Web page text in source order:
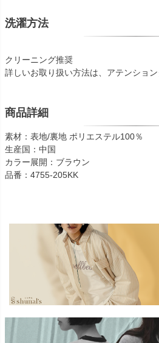
洗濯方法
クリーニング推奨
詳しいお取り扱い方法は、アテンション
商品詳細
素材：表地/裏地 ポリエステル100％
生産国：中国
カラー展開：ブラウン
品番：4755-205KK